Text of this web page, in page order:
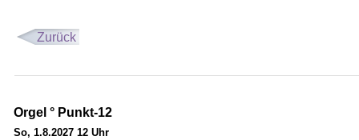
Zurück
Orgel ° Punkt-12
So, 1.8.2027 12 Uhr